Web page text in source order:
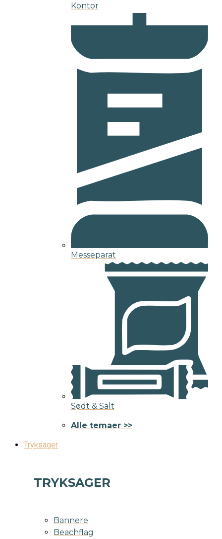
Kontor
Messeparat
Sødt & Salt
Alle temaer >>
Tryksager
TRYKSAGER
Bannere
Beachflag